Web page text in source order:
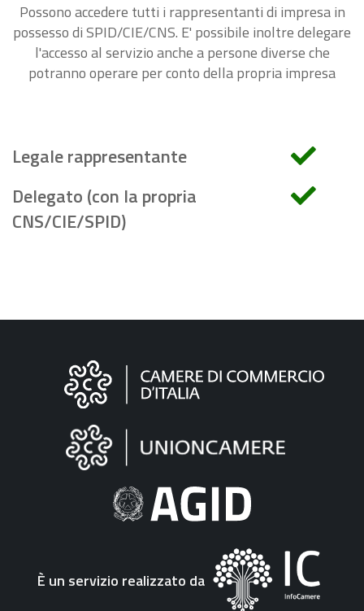
Possono accedere tutti i rappresentanti di impresa in
possesso di SPID/CIE/CNS. E' possibile inoltre delegare
l'accesso al servizio anche a persone diverse che
potranno operare per conto della propria impresa
Legale rappresentante
Delegato (con la propria
CNS/CIE/SPID)
Informazioni
"Fattura
Elettronica"
È un servizio realizzato da